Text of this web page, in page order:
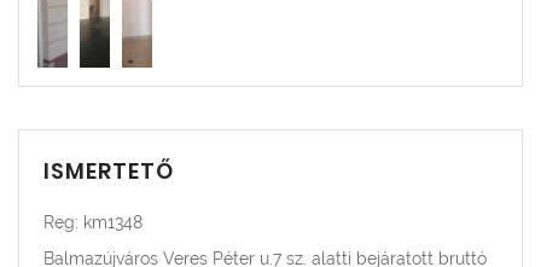
ISMERTETŐ
Reg: km1348
Balmazújváros Veres Péter u.7 sz. alatti bejáratott bruttó